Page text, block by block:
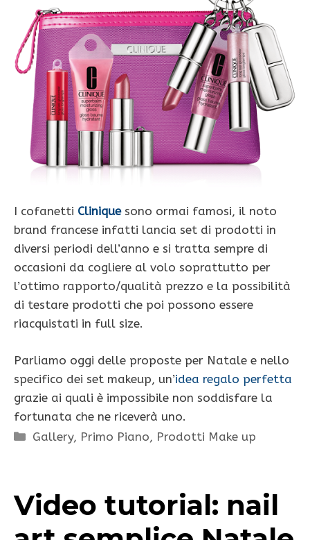
I cofanetti Cliniquesono ormai famosi, il noto
brand francese infatti lancia set di prodotti in
diversi periodi dell’anno e si tratta sempre di
occasioni da cogliere al volo soprattutto per
l’ottimo rapporto/qualità prezzo e la possibilità
di testare prodotti che poi possono essere
riacquistati in full size.
Parliamo oggi delle proposte per Natale e nello
specifico dei set makeup, un’idea regalo perfetta
grazie ai quali è impossibile non soddisfare la
fortunata che ne riceverà uno.
Categorie
Gallery, Primo Piano, Prodotti Make up
Video tutorial: nail